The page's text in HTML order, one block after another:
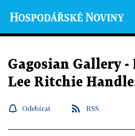
Gagosian Gallery -
Lee Ritchie
Odebírat RSS